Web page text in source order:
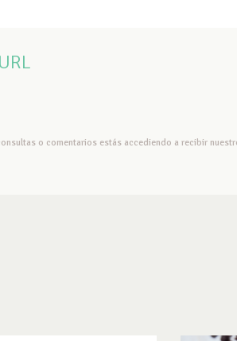
o comentarios estás accediendo a recibir